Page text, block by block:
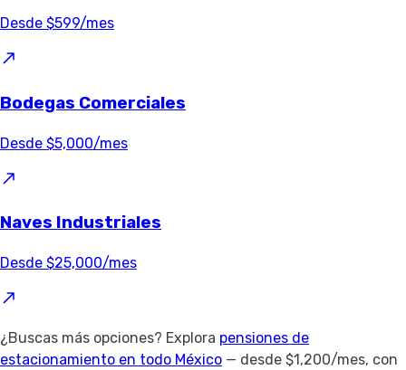
Desde $599/mes
Bodegas Comerciales
Desde $5,000/mes
Naves Industriales
Desde $25,000/mes
¿Buscas más opciones? Explora pensiones de
estacionamiento en todo México — desde $1,200/mes, con